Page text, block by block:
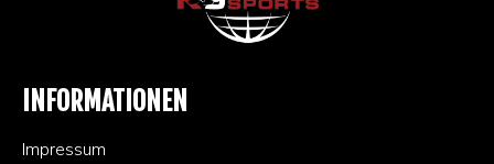
INFORMATIONEN
Impressum